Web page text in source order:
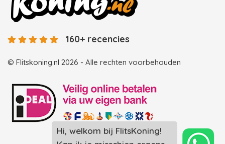
Hi, welkom bij FlitsKoning!
© Flitskoning.nl 2026 - Alle rechten voorbehouden
160+ recencies
Landingspagina overzicht photobooths